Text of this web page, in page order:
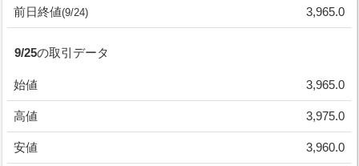
前日終値(9/24) 3,965.0
9/25の取引データ
始値 3,965.0
高値 3,975.0
安値 3,960.0